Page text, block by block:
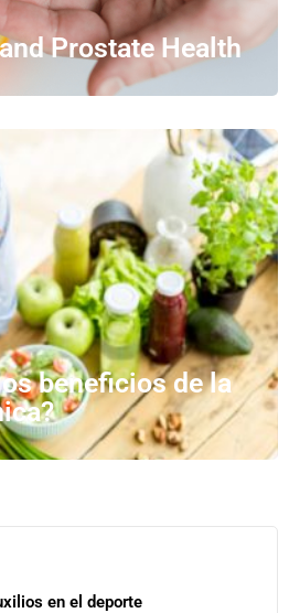
Prostate Health
beneficios de la
en el deporte